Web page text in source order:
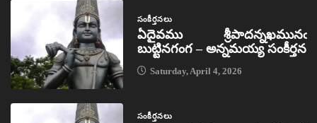
సంకీర్తనలు
ఏదైవము శ్రీపాదన్నఖమునఁ
బుట్టినగంగ – అన్నమయ్య సంకీర్తన
Saturday, April 4, 2026
సంకీర్తనలు